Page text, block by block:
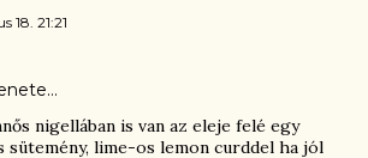
18. 21:21
nigellában is van az eleje felé egy
sütemény, lime-os lemon curddel ha jól